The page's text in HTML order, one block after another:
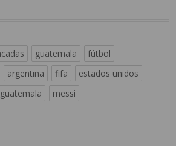
guatemala
fútbol
argentina fifa
estados unidos
messi